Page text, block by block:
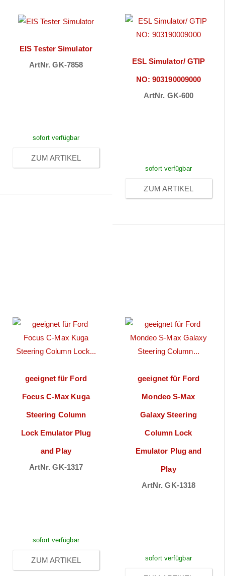
EIS Tester Simulator
ArtNr. GK-7858
sofort verfügbar
ZUM ARTIKEL
ESL Simulator/ GTIP
NO: 903190009000
ArtNr. GK-600
sofort verfügbar
ZUM ARTIKEL
geeignet für Ford
Focus C-Max Kuga
Steering Column
Lock Emulator Plug
and Play
ArtNr. GK-1317
sofort verfügbar
ZUM ARTIKEL
geeignet für Ford
Mondeo S-Max
Galaxy Steering
Column Lock
Emulator Plug and
Play
ArtNr. GK-1318
sofort verfügbar